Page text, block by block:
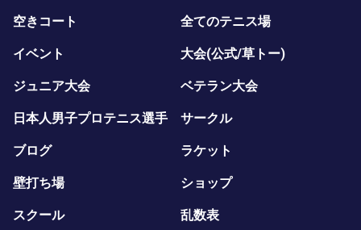
空きコート 全てのテニス場
イベント 大会(公式/草トー)
ジュニア大会 ベテラン大会
日本人男子プロテニス選手 サークル
ブログ ラケット
壁打ち場 ショップ
スクール 乱数表